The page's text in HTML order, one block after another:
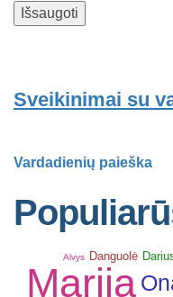
Sveikinimai su
Vardadienių paieška
Alvys Danguolė
Marija